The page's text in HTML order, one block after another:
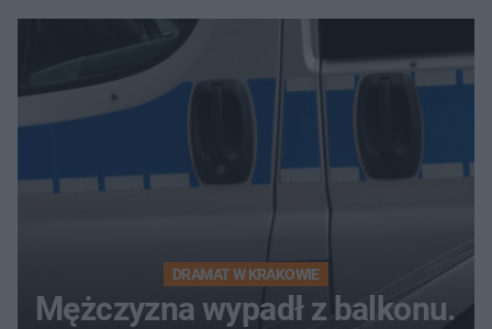
DRAMAT W KRAKOWIE
Mężczyzna wypadł z balkonu.